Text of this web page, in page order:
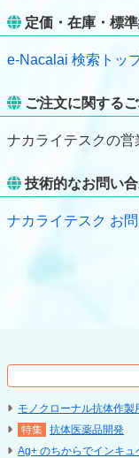
定価・在庫・標
e-Nacalai 検索トッ
ご注文に関する
ナカライテスクの営
技術的なお問い
ナカライテスク お
モノクローナル抗体作製
抗体医薬品開発
Ag+ のちからでインキュ